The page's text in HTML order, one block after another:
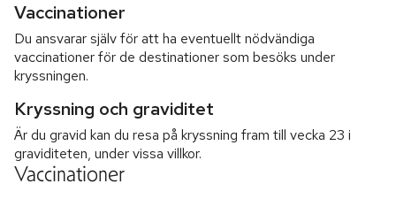
Vaccinationer
Du ansvarar själv för att ha eventuellt nödvändiga
vaccinationer för de destinationer som besöks under
kryssningen.
Kryssning och graviditet
Är du gravid kan du resa på kryssning fram till vecka 23 i
graviditeten, under vissa villkor.
Vaccinationer